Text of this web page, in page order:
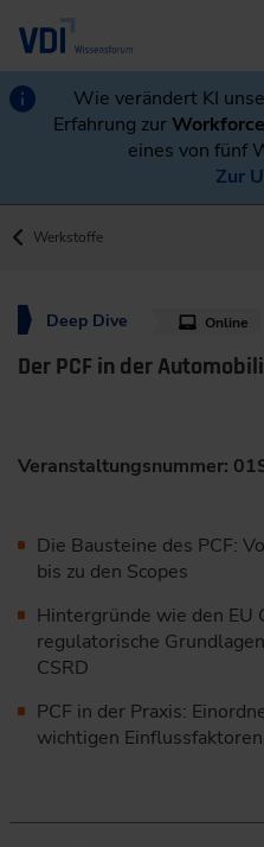
Wie verändert KI
Erfahrung zur
eines von fünf
Zur
Werkstoffe
Deep Dive Online
Der PCF in der
Veranstaltungsnummer:
Die Bausteine des PCF:
bis zu den Scopes
Hintergründe wie den EU
regulatorische
CSRD
PCF in der Praxis:
wichtigen Einflussfaktoren